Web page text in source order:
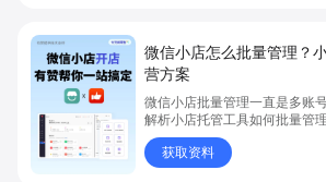
微信小店怎么批量管理？
营方案
微信小店批量管理一直是多账
解析小店托管工具如何批量管
多账号微信小店。通过智能同
销玩法，全面提升门店管理效
量管理、高效托管的实用方案！
获取资料